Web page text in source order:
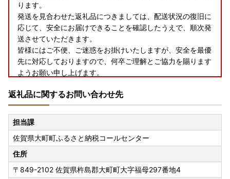
ります。
発送を見合わせた返礼品につきましては、配送状況の復旧に
応じて、安全にお届けできることを確認したうえで、順次発
送させていただきます。
皆様にはご不便、ご迷惑をお掛けいたしますが、安全を最優
先に対応しておりますので、何卒ご理解とご協力を賜ります
ようお願い申し上げます。
「総務大臣から「ふるさと納税の対象となる地方団体」とし
て指定を受けました」
佐賀県大町町は総務大臣の指定により、これまで通りふるさ
と納税の対象となりました。
引き続き大町町を応援していただきますよう、よろしくお願
い申し上げます。
返礼品に関するお問い合わせ先
担当課
佐賀県大町町ふるさと納税コールセンター
住所
〒849-2102 佐賀県杵島郡大町町大字福母297番地4